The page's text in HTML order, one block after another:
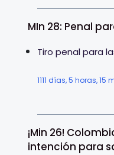
MIn 28: Penal
Tiro penal para
1111 días, 5 horas, 15
¡Min 26!
intención para